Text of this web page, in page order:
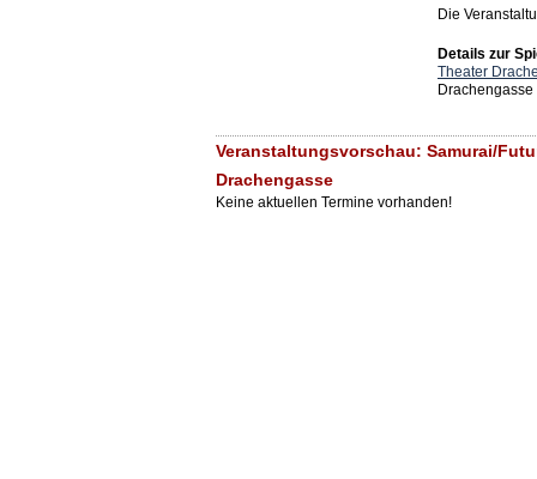
Die
Details zur
Theater
Veranstaltungsvorschau: Samurai/
Drachengasse
Keine aktuellen Termine vorhanden!